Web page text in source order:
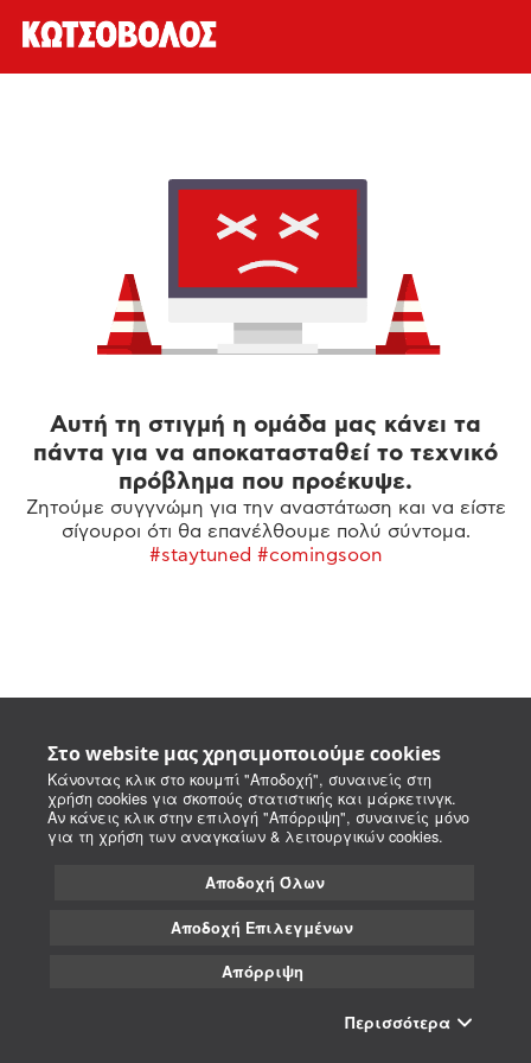
Στο website μας χρησιμοποιούμε cookies
Κάνοντας κλικ στο κουμπί "Αποδοχή", συναινείς στη
χρήση cookies για σκοπούς στατιστικής και μάρκετινγκ.
Αν κάνεις κλικ στην επιλογή "Απόρριψη", συναινείς μόνο
για τη χρήση των αναγκαίων & λειτουργικών cookies.
Αποδοχή Όλων
Αποδοχή Επιλεγμένων
Απόρριψη
Περισσότερα
Αυτή τη στιγμή η ομάδα μας κάνει τα
πάντα για να αποκατασταθεί το τεχνικό
πρόβλημα που προέκυψε.
Ζητούμε συγγνώμη για την αναστάτωση και να είστε
σίγουροι ότι θα επανέλθουμε πολύ σύντομα.
#staytuned #comingsoon